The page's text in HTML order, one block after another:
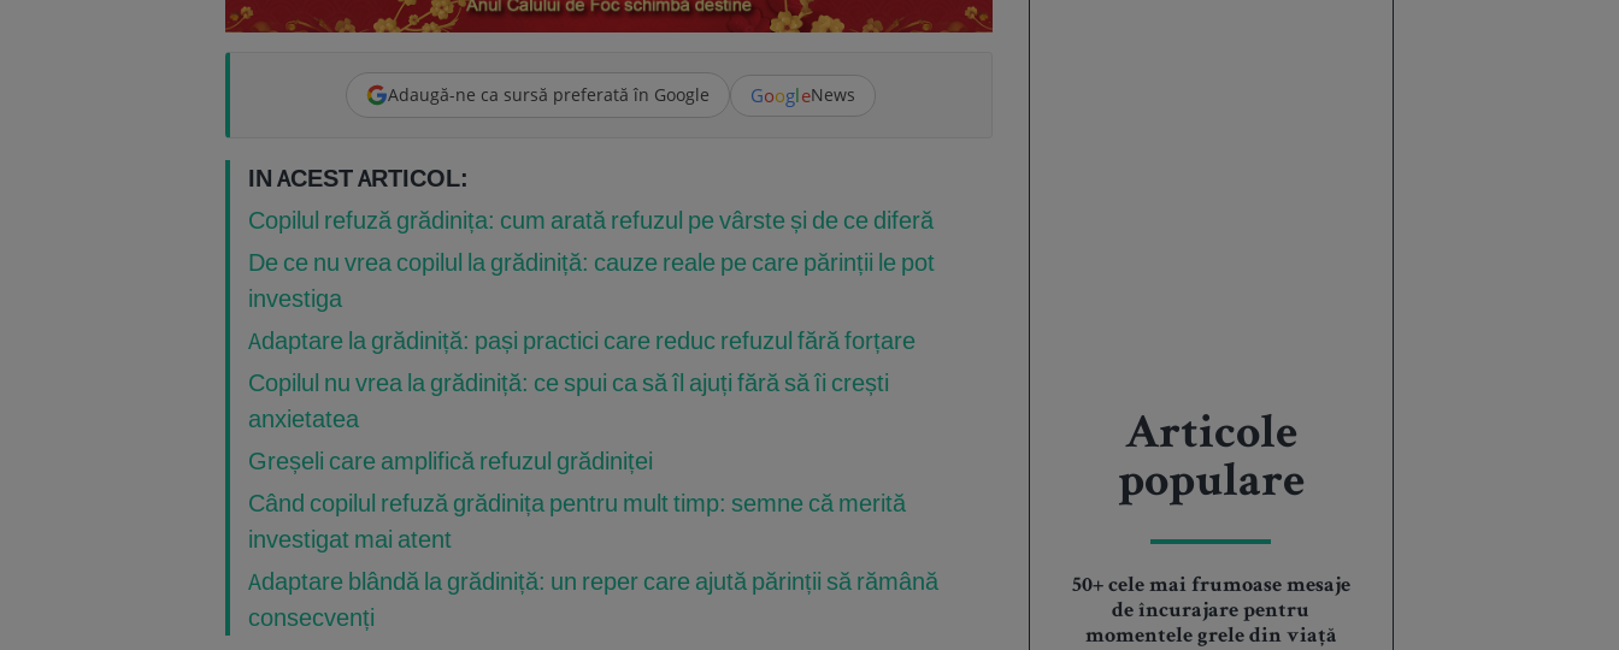
Adaugă-ne ca sursă preferată în Google GoogleNews
IN ACEST ARTICOL:
Copilul refuză grădinița: cum arată refuzul pe vârste și de ce diferă
De ce nu vrea copilul la grădiniță: cauze reale pe care părinții le pot
investiga
Adaptare la grădiniță: pași practici care reduc refuzul fără forțare
Copilul nu vrea la grădiniță: ce spui ca să îl ajuți fără să îi crești
anxietatea
Greșeli care amplifică refuzul grădiniței
Când copilul refuză grădinița pentru mult timp: semne că merită
investigat mai atent
Adaptare blândă la grădiniță: un reper care ajută părinții să rămână
consecvenți
Articole
populare
50+ cele mai frumoase mesaje
de încurajare pentru
momentele grele din viață